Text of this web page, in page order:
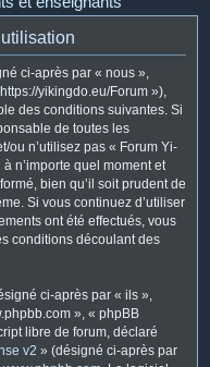
ci-après par « nous »,
yikingdo.eu/Forum »),
des conditions suivantes. Si
de toutes les
ou n’utilisez pas « Forum Yi-
n’importe quel moment et
bien qu’il soit prudent de
Si vous continuez d’utiliser
ont été effectués, vous
conditions découlant des
ci-après par « ils »,
», « phpBB
libre de forum, déclaré
v2 » (désigné ci-après par